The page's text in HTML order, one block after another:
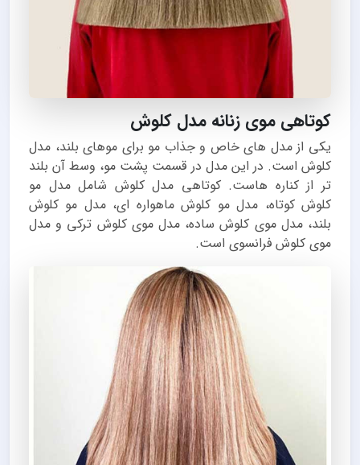
کوتاهی موی زنانه مدل کلوش
یکی از مدل های خاص و جذاب مو برای موهای بلند، مدل
کلوش است. در این مدل در قسمت پشت مو، وسط آن بلند
تر از کناره هاست. کوتاهی مدل کلوش شامل مدل مو
کلوش کوتاه، مدل مو کلوش ماهواره ای‬‎، مدل مو کلوش
بلند، مدل موی کلوش ساده‬‎، مدل موی کلوش ترکی‬‎ و مدل
موی کلوش فرانسوی‬‎ است.